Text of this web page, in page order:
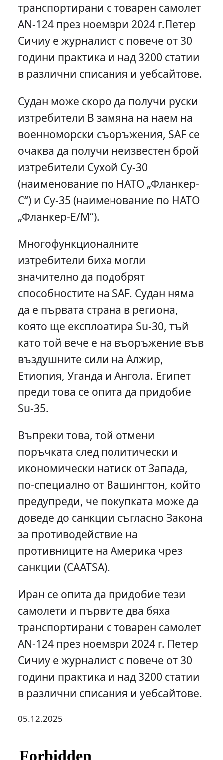
транспортирани с товарен самолет
AN-124 през ноември 2024 г.Петер
Сичиу е журналист с повече от 30
години практика и над 3200 статии
в различни списания и уебсайтове.
Судан може скоро да получи руски
изтребители В замяна на наем на
военноморски съоръжения, SAF се
очаква да получи неизвестен брой
изтребители Сухой Су-30
(наименование по НАТО „Фланкер-
С“) и Су-35 (наименование по НАТО
„Фланкер-Е/М“).
Многофункционалните
изтребители биха могли
значително да подобрят
способностите на SAF. Судан няма
да е първата страна в региона,
която ще експлоатира Su-30, тъй
като той вече е на въоръжение във
въздушните сили на Алжир,
Етиопия, Уганда и Ангола. Египет
преди това се опита да придобие
Su-35.
Въпреки това, той отмени
поръчката след политически и
икономически натиск от Запада,
по-специално от Вашингтон, който
предупреди, че покупката може да
доведе до санкции съгласно Закона
за противодействие на
противниците на Америка чрез
санкции (CAATSA).
Иран се опита да придобие тези
самолети и първите два бяха
транспортирани с товарен самолет
AN-124 през ноември 2024 г. Петер
Сичиу е журналист с повече от 30
години практика и над 3200 статии
в различни списания и уебсайтове.
05.12.2025